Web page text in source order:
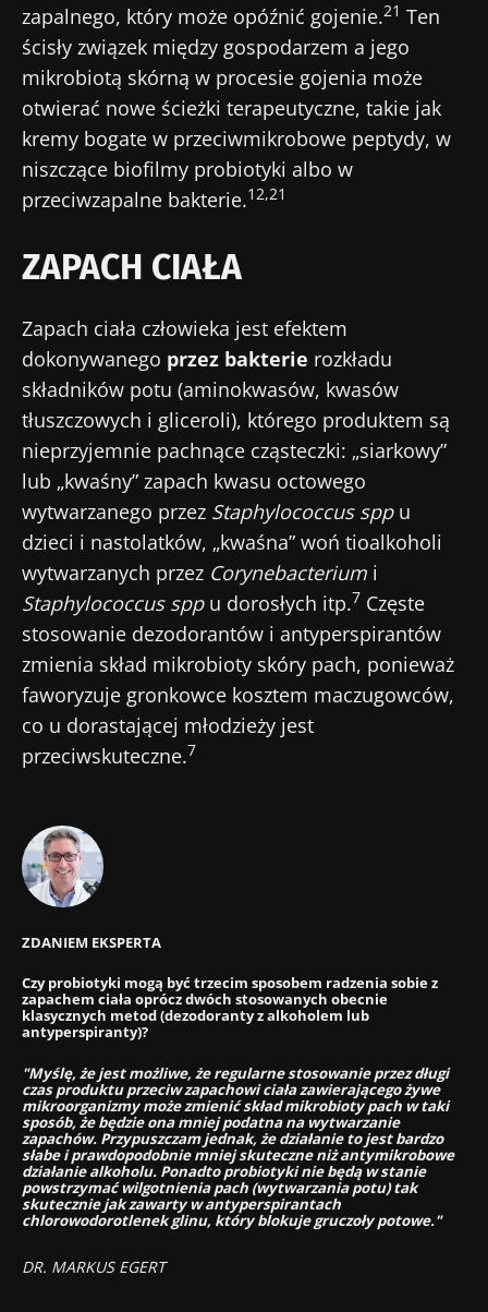
zapalnego, który może opóźnić gojenie.21 Ten
ścisły związek między gospodarzem a jego
mikrobiotą skórną w procesie gojenia może
otwierać nowe ścieżki terapeutyczne, takie jak
kremy bogate w przeciwmikrobowe peptydy, w
niszczące biofilmy probiotyki albo w
przeciwzapalne bakterie.12,21
ZAPACH CIAŁA
Zapach ciała człowieka jest efektem
dokonywanego przez bakterie rozkładu
składników potu (aminokwasów, kwasów
tłuszczowych i gliceroli), którego produktem są
nieprzyjemnie pachnące cząsteczki: „siarkowy”
lub „kwaśny” zapach kwasu octowego
wytwarzanego przez Staphylococcus sppu
dzieci i nastolatków, „kwaśna” woń tioalkoholi
wytwarzanych przez Corynebacterium i
Staphylococcus sppu dorosłych itp.7 Częste
stosowanie dezodorantów i antyperspirantów
zmienia skład mikrobioty skóry pach, ponieważ
faworyzuje gronkowce kosztem maczugowców,
co u dorastającej młodzieży jest
przeciwskuteczne.7
ZDANIEM EKSPERTA
Czy probiotyki mogą być trzecim sposobem radzenia sobie z
zapachem ciała oprócz dwóch stosowanych obecnie
klasycznych metod (dezodoranty z alkoholem lub
antyperspiranty)?
"Myślę, że jest możliwe, że regularne stosowanie przez długi
czas produktu przeciw zapachowi ciała zawierającego żywe
mikroorganizmy może zmienić skład mikrobioty pach w taki
sposób, że będzie ona mniej podatna na wytwarzanie
zapachów. Przypuszczam jednak, że działanie to jest bardzo
słabe i prawdopodobnie mniej skuteczne niż antymikrobowe
działanie alkoholu. Ponadto probiotyki nie będą w stanie
powstrzymać wilgotnienia pach (wytwarzania potu) tak
skutecznie jak zawarty w antyperspirantach
chlorowodorotlenek glinu, który blokuje gruczoły potowe."
DR. MARKUS EGERT
Przekierowanie
stronę internetową
Zostać przekierowany
Pobyt na stronie internetowej Instytutu
Bądź na bieżąco
Dołącz do społeczności mikrobioty dla
pracowników ochrony zdrowia i odbieraj
„Microbiota Digest” i „Magazyn dla
pracowników służby zdrowia”, aby być na
bieżąco z najnowszymi informacjami o
mikrobiocie.
Chcę zaprenumerować inne wiadomości z
Zapoznałem się i akceptujęogólne warunki
korzystania
osobowych
Biocodex Microbiota Institute.
* Pole obowiązkowe
BMI 20-35
szybko!
Dołącz do społeczności mikrobioty dla
pracowników ochrony zdrowia i odbieraj
„Microbiota Digest” i „Magazyn dla
pracowników służby zdrowia”, aby być na
bieżąco z najnowszymi informacjami o
mikrobiocie.
Chcę zaprenumerować inne wiadomości z
Biocodexu
korzystania
osobowych
* Pole obowiązkowe
BMI 20-35
Więcej informacji
23/07/2026
mikrobioty na
16/07/2026